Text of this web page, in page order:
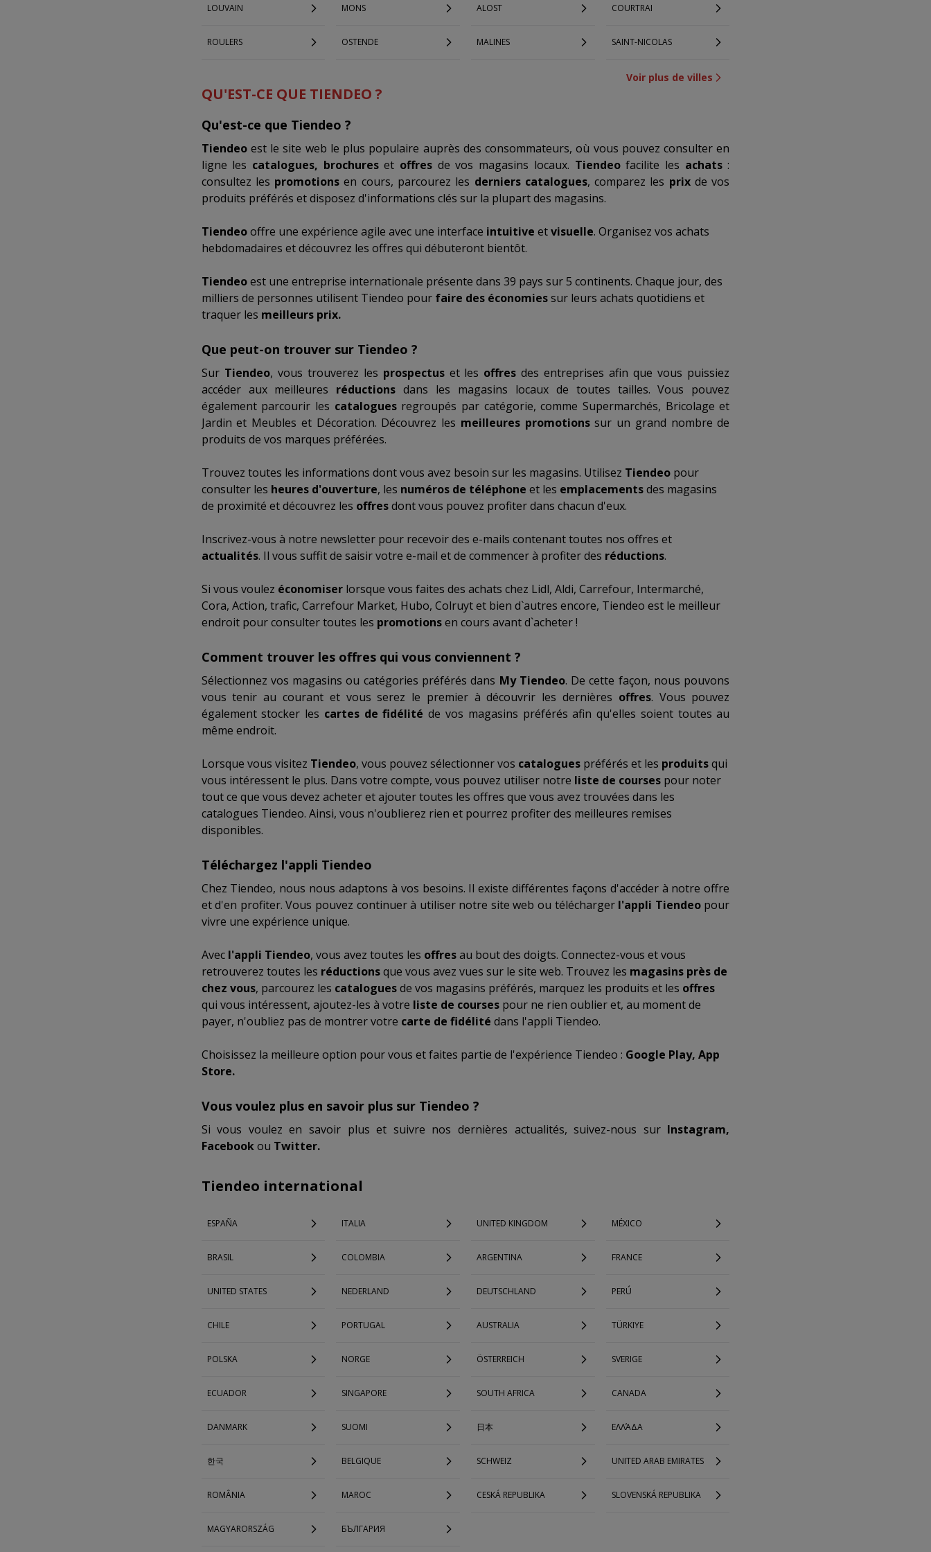
LOUVAIN MONS ALOST COURTRAI
ROULERS OSTENDE MALINES SAINT-NICOLAS
Voir plus de villes
QU'EST-CE QUE TIENDEO ?
Qu'est-ce que Tiendeo ?
Tiendeoest le site web le plus populaire auprès des consommateurs, où vous pouvez consulter en
ligne les catalogues, brochureset offres de vos magasins locaux. Tiendeofacilite les achats:
consultez les promotions en cours, parcourez les derniers catalogues, comparez les prixde vos
produits préférés et disposez d'informations clés sur la plupart des magasins.
Tiendeooffre une expérience agile avec une interface intuitive etvisuelle. Organisez vos achats
hebdomadaires et découvrez les offres qui débuteront bientôt.
Tiendeoest une entreprise internationale présente dans 39 pays sur 5 continents. Chaque jour, des
milliers de personnes utilisent Tiendeo pour faire des économiessur leurs achats quotidiens et
traquer les meilleurs prix.
Que peut-on trouver sur Tiendeo ?
Sur Tiendeo, vous trouverez les prospectuset les offres des entreprises afin que vous puissiez
accéder aux meilleures réductions dans les magasins locaux de toutes tailles. Vous pouvez
également parcourir les cataloguesregroupés par catégorie, comme Supermarchés, Bricolage et
Jardin et Meubles et Décoration. Découvrez les meilleures promotionssur un grand nombre de
produits de vos marques préférées.
Trouvez toutes les informations dont vous avez besoin sur les magasins. Utilisez Tiendeopour
consulter les heures d'ouverture, les numéros de téléphone et les emplacementsdes magasins
de proximité et découvrez les offresdont vous pouvez profiter dans chacun d'eux.
Inscrivez-vous à notre newsletter pour recevoir des e-mails contenant toutes nos offres et
actualités. Il vous suffit de saisir votre e-mail et de commencer à profiter des réductions.
Si vous voulez économiserlorsque vous faites des achats chez Lidl, Aldi, Carrefour, Intermarché,
Cora, Action, trafic, Carrefour Market, Hubo, Colruytet bien d`autres encore, Tiendeo est le meilleur
endroit pour consulter toutes les promotionsen cours avant d`acheter !
Comment trouver les offres qui vous conviennent ?
Sélectionnez vos magasins ou catégories préférés dans My Tiendeo. De cette façon, nous pouvons
vous tenir au courant et vous serez le premier à découvrir les dernières offres. Vous pouvez
également stocker les cartes de fidélité de vos magasins préférés afin qu'elles soient toutes au
même endroit.
Lorsque vous visitez Tiendeo, vous pouvez sélectionner vos cataloguespréférés et les produitsqui
vous intéressent le plus. Dans votre compte, vous pouvez utiliser notre liste de coursespour noter
tout ce que vous devez acheter et ajouter toutes les offres que vous avez trouvées dans les
catalogues Tiendeo. Ainsi, vous n'oublierez rien et pourrez profiter des meilleures remises
disponibles.
Téléchargez l'appli Tiendeo
Chez Tiendeo, nous nous adaptons à vos besoins. Il existe différentes façons d'accéder à notre offre
et d'en profiter. Vous pouvez continuer à utiliser notre site web ou télécharger l'appli Tiendeopour
vivre une expérience unique.
Avec l'appli Tiendeo, vous avez toutes les offresau bout des doigts. Connectez-vous et vous
retrouverez toutes les réductionsque vous avez vues sur le site web. Trouvez les magasins près de
chez vous, parcourez les cataloguesde vos magasins préférés, marquez les produits et les offres
qui vous intéressent, ajoutez-les à votre liste de coursespour ne rien oublier et, au moment de
payer, n'oubliez pas de montrer votre carte de fidélité dans l'appli Tiendeo.
Choisissez la meilleure option pour vous et faites partie de l'expérience Tiendeo : Google Play, App
Store.
Vous voulez plus en savoir plus sur Tiendeo ?
Si vous voulez en savoir plus et suivre nos dernières actualités, suivez-nous sur Instagram,
Facebookou Twitter.
Tiendeo international
ESPAÑA ITALIA UNITED KINGDOM MÉXICO
BRASIL COLOMBIA ARGENTINA FRANCE
UNITED STATES NEDERLAND DEUTSCHLAND PERÚ
CHILE PORTUGAL AUSTRALIA TÜRKIYE
POLSKA NORGE ÖSTERREICH SVERIGE
ECUADOR SINGAPORE SOUTH AFRICA CANADA
DANMARK SUOMI 日本 ΕΛΛΆΔΑ
한국 BELGIQUE SCHWEIZ UNITED ARAB EMIRATES
ROMÂNIA MAROC CESKÁ REPUBLIKA SLOVENSKÁ REPUBLIKA
MAGYARORSZÁG БЪЛГАРИЯ